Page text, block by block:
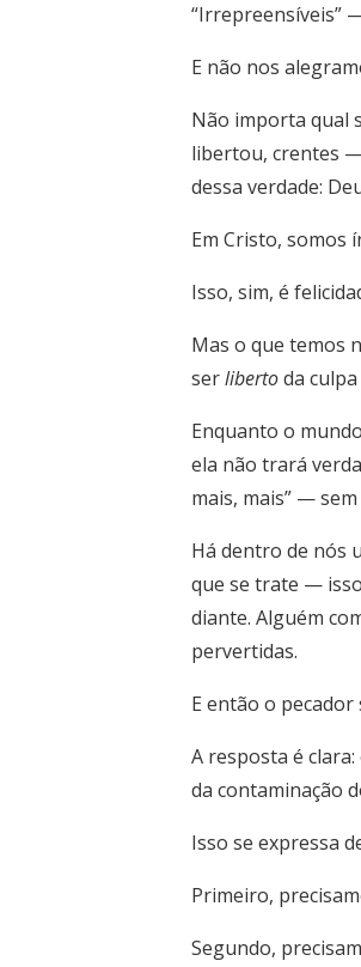
“Irrepreensíveis”
E não nos
Não importa qual
libertou, crentes —
dessa verdade:
Em Cristo, somos
Isso, sim, é
Mas o que temos
serlibertoda
Enquanto o
ela não trará
mais, mais” —
Há dentro de nós
que se trate —
diante. Alguém
pervertidas.
E então o
A resposta é
da contaminação
Isso se expressa
Primeiro,
Segundo,